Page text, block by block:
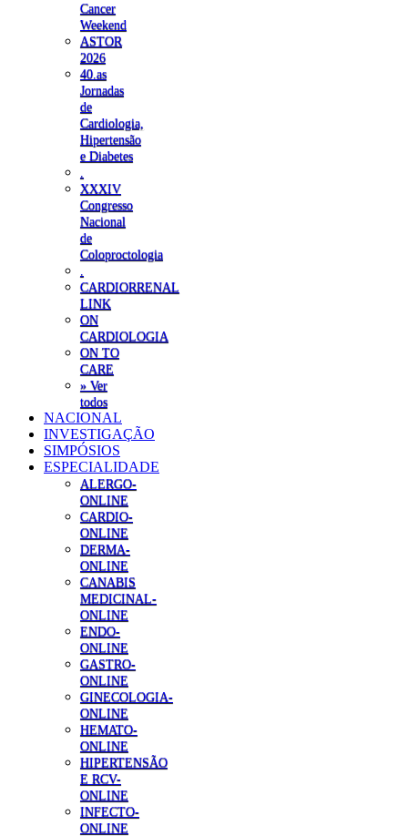
Cancer
Weekend
ASTOR
2026
40.as
Jornadas
de
Cardiologia,
Hipertensão
e Diabetes
XXXIV
Congresso
Nacional
de
Coloproctologia
CARDIORRENAL
LINK
ON
CARDIOLOGIA
ON TO
CARE
» Ver
todos
NACIONAL
INVESTIGAÇÃO
SIMPÓSIOS
ESPECIALIDADE
ALERGO-
ONLINE
CARDIO-
ONLINE
DERMA-
ONLINE
CANABIS
MEDICINAL-
ONLINE
ENDO-
ONLINE
GASTRO-
ONLINE
GINECOLOGIA-
ONLINE
HEMATO-
ONLINE
HIPERTENSÃO
E RCV-
ONLINE
INFECTO-
ONLINE